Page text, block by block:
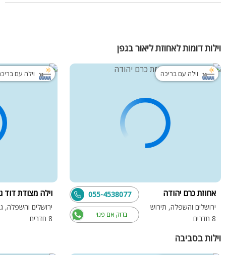
וילות דומות לאחוזת ליאור בגפן
וילה עם בריכה
אחוזת כרם יהודה
ירושלים והשפלה, תירוש
8 חדרים
בדוק אם פנוי
055-4538077
וילה עם
וילה מצודת דוד
ירושלים והשפלה,
8 חדרים
וילות בסביבה